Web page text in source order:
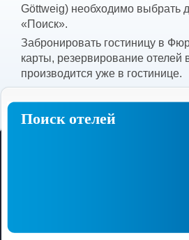
Göttweig) необходимо выбрать
«Поиск».
Забронировать гостиницу в
карты, резервирование
производится уже в гостинице.
Поиск отелей